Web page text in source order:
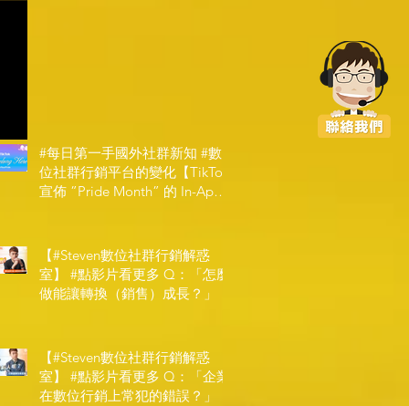
#每日第一手國外社群新知 #數
位社群行銷平台的變化【TikTok
宣佈 ”Pride Month” 的 In-App
【#Steven數位社群行銷解惑
室】 #點影片看更多​ Q：「怎麼
做能讓轉換（銷售）成長？」
【#Steven數位社群行銷解惑
室】 #點影片看更多​ Q：「企業
在數位行銷上常犯的錯誤？」